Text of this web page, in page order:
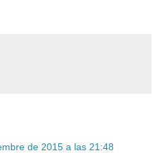
de 2015 a las 21:48